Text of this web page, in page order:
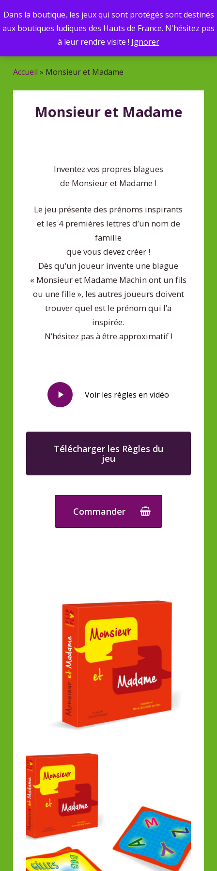
Dans la boutique, les jeux qui sont protégés sont destinés
aux boutiques ludiques des Hauts de France. N'hésitez pas
à leur rendre visite ! Ignorer
to
main
produits
Menu
Accueil » Monsieur et Madame
Monsieur et Madame
Inventez vos propres blagues
de Monsieur et Madame !
Le jeu présente des prénoms inspirants
et les 4 premières lettres d’un nom de
famille
que vous devez créer !
Dès qu’un joueur invente une blague
« Monsieur et Madame Machin ont un fils
ou une fille », les autres joueurs doivent
trouver quel est le prénom qui l’a
inspirée.
N’hésitez pas à être approximatif !
Play
Video
Voir les règles en vidéo
Télécharger les Règles du
jeu
Commander